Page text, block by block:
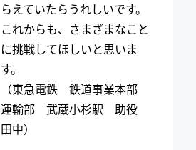
らえていたらうれしいです。
これからも、さまざまなこと
に挑戦してほしいと思いま
す。
（東急電鉄 鉄道事業本部
運輸部 武蔵小杉駅 助役
田中）